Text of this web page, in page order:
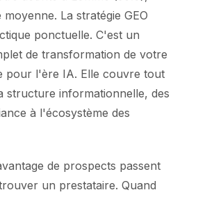
La stratégie GEO
ponctuelle. C'est un
de transformation de votre
pour l'ère IA. Elle couvre tout
structure informationnelle, des
à l'écosystème des
de prospects passent
un prestataire. Quand